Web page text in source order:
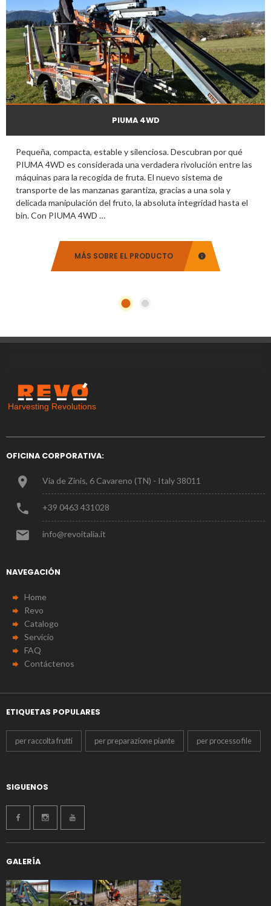
PIUMA 4WD
Pequeña, compacta, estable y silenciosa. Descubran por qué
PIUMA 4WD es considerada una verdadera rivolución entre las
máquinas para la recogida de fruta. El nuevo sistema de
transporte de las manzanas garantiza, gracias a una sola y
delicada manipulación del fruto, la absoluta integridad hasta el
bin. Con PIUMA 4WD …
MÁS SOBRE EL PRODUCTO
OFICINA CORPORATIVA:
Via de Zinis, 6 Cavareno (TN) - Italy 38011
+39 0463 431028
info@revoitalia.it
NAVEGACIÓN
Home
Revo
Catalogo
Servicio
FAQ
Contáctenos
ETIQUETAS POPULARES
per raccolta frutti per preparazione piante per processo file
SIGUENOS
GALERÍA